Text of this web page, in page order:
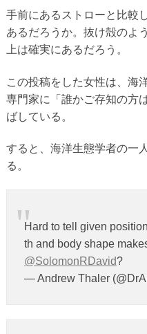
手前にあるストローと比較
あるだろうか。抜け殻のよ
上は確実にあるだろう。
この投稿をした女性は、海
専門家に「誰かご存知の方
ばしている。
すると、海洋生態学者の一
る。
Hard to tell given
th and body shape
@SolomonRDavid?
— Andrew Thaler